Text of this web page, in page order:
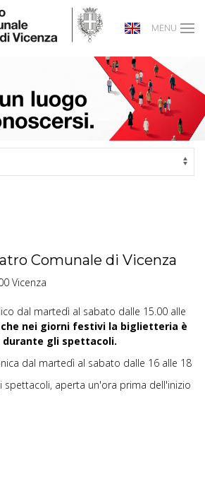
MENU
Comunale di Vicenza
Vicenza
dal martedì al sabato dalle 15.00 alle
che nei giorni festivi la biglietteria è
durante gli spettacoli.
dal martedì al sabato dalle 16 alle 18
spettacoli, aperta un'ora prima dell'inizio